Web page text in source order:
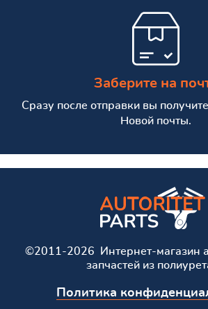
Заберите на
Сразу после отправки вы
Новой почты.
©2011-2026 Интернет-магазин
запчастей из
Политика